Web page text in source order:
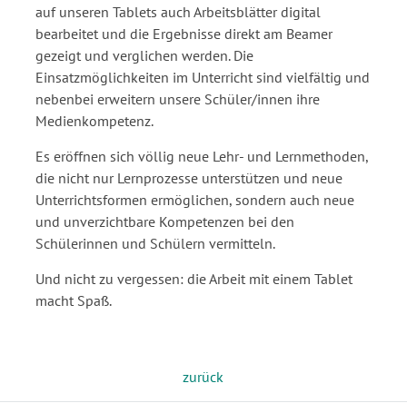
auf unseren Tablets auch Arbeitsblätter digital
bearbeitet und die Ergebnisse direkt am Beamer
gezeigt und verglichen werden. Die
Einsatzmöglichkeiten im Unterricht sind vielfältig und
nebenbei erweitern unsere Schüler/innen ihre
Medienkompetenz.
Es eröffnen sich völlig neue Lehr- und Lernmethoden,
die nicht nur Lernprozesse unterstützen und neue
Unterrichtsformen ermöglichen, sondern auch neue
und unverzichtbare Kompetenzen bei den
Schülerinnen und Schülern vermitteln.
Und nicht zu vergessen: die Arbeit mit einem Tablet
macht Spaß.
zurück